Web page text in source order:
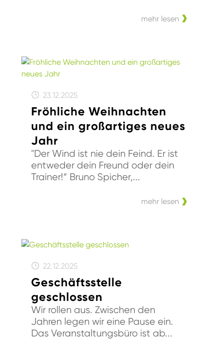
mehr lesen
23.12.2025
Fröhliche Weihnachten
und ein großartiges neues
Jahr
"Der Wind ist nie dein Feind. Er ist
entweder dein Freund oder dein
Trainer!“ Bruno Spicher,...
mehr lesen
22.12.2025
Geschäftsstelle
geschlossen
Wir rollen aus. Zwischen den
Jahren legen wir eine Pause ein.
Das Veranstaltungsbüro ist ab...